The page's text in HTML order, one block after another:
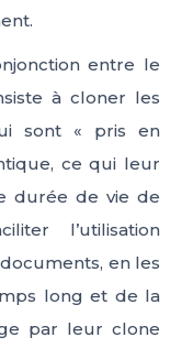
entre le
à cloner les
sont « pris en
ce qui leur
durée de vie de
l’utilisation
en les
long et de la
par leur clone